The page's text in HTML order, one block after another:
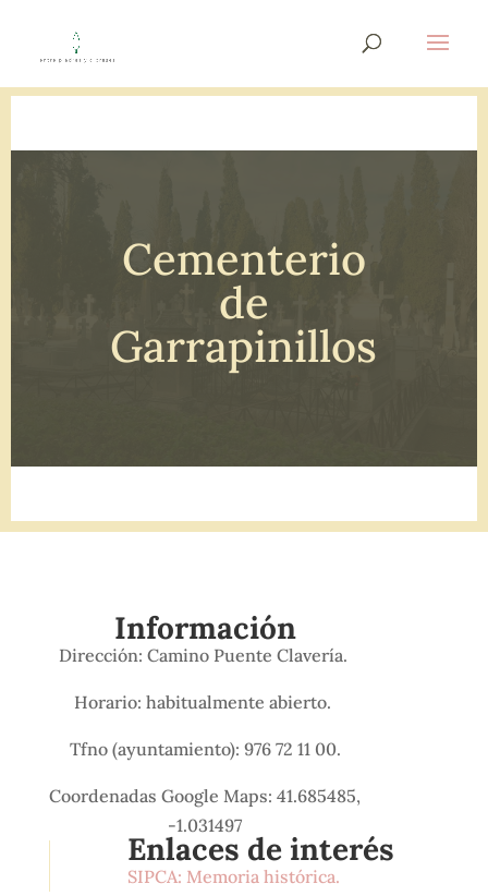
Cementerio
de
Garrapinillos
Información
Dirección: Camino Puente Clavería.
Horario: habitualmente abierto.
Tfno (ayuntamiento): 976 72 11 00.
Coordenadas Google Maps: 41.685485,
-1.031497
Enlaces de interés
SIPCA: Memoria histórica.